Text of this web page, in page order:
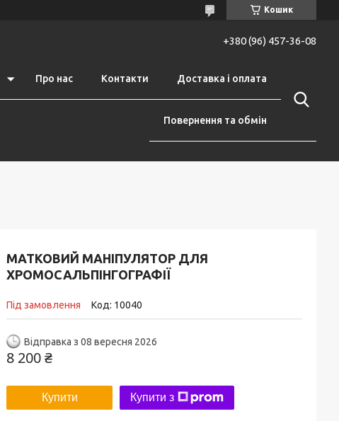
Кошик
+380 (96) 457-36-08
Про нас Контакти Доставка і оплата
Повернення та обмін
МАТКОВИЙ МАНІПУЛЯТОР ДЛЯ
ХРОМОСАЛЬПІНГОГРАФІЇ
Під замовлення Код: 10040
Відправка з 08 вересня 2026
8 200 ₴
Купити Купити з